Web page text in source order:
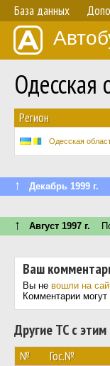
База данных
Регион
Одесская
↑ Декабрь 1999 г.
↑ Август 1997 г.
Ваш
Вы не вошли на
Комментарии могут
Другие ТС с
№ Гос.№